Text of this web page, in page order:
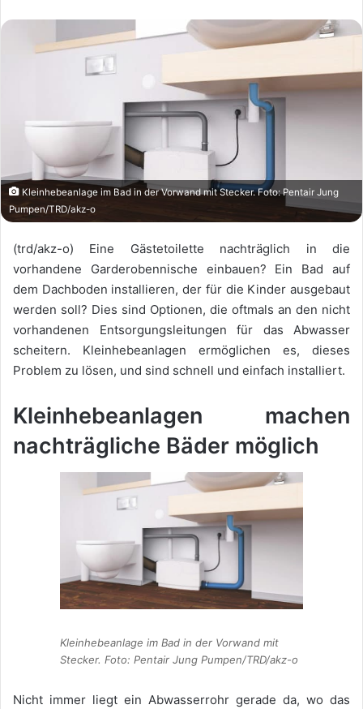
Kleinhebeanlage im Bad in der Vorwand mit Stecker. Foto: Pentair Jung
Pumpen/TRD/akz-o
(trd/akz-o) Eine Gästetoilette nachträglich in die
vorhandene Garderobennische einbauen? Ein Bad auf
dem Dachboden installieren, der für die Kinder ausgebaut
werden soll? Dies sind Optionen, die oftmals an den nicht
vorhandenen Entsorgungsleitungen für das Abwasser
scheitern. Kleinhebeanlagen ermöglichen es, dieses
Problem zu lösen, und sind schnell und einfach installiert.
Kleinhebeanlagen machen
nachträgliche Bäder möglich
Kleinhebeanlage im Bad in der Vorwand mit
Stecker. Foto: Pentair Jung Pumpen/TRD/akz-o
Nicht immer liegt ein Abwasserrohr gerade da, wo das